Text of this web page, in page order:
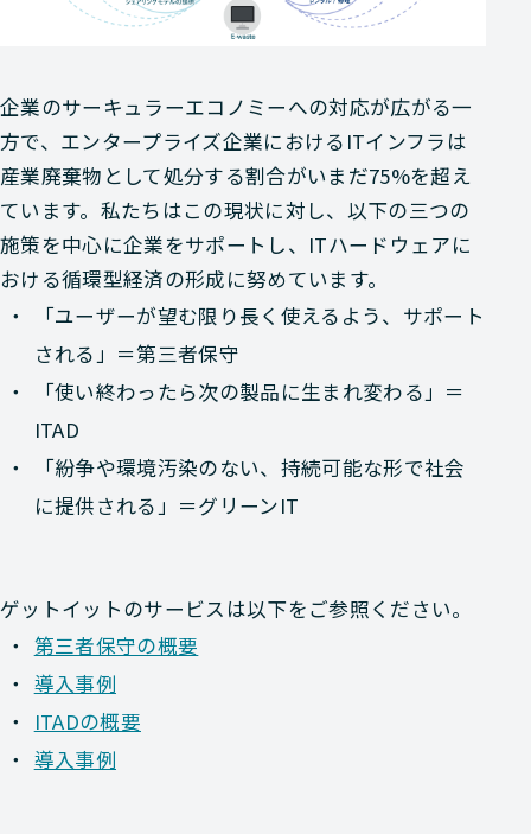
企業のサーキュラーエコノミーへの対応が広がる一
方で、エンタープライズ企業におけるITインフラは
産業廃棄物として処分する割合がいまだ75%を超え
ています。私たちはこの現状に対し、以下の三つの
施策を中心に企業をサポートし、ITハードウェアに
おける循環型経済の形成に努めています。
「ユーザーが望む限り長く使えるよう、サポート
される」＝第三者保守
「使い終わったら次の製品に生まれ変わる」＝
ITAD
「紛争や環境汚染のない、持続可能な形で社会
に提供される」＝グリーンIT
ゲットイットのサービスは以下をご参照ください。
第三者保守の概要
導入事例
ITADの概要
導入事例